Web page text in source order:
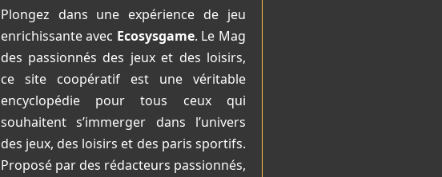
Plongez dans une expérience de jeu
enrichissante avec Ecosysgame. Le Mag
des passionnés des jeux et des loisirs,
ce site coopératif est une véritable
encyclopédie pour tous ceux qui
souhaitent s’immerger dans l’univers
des jeux, des loisirs et des paris sportifs.
Proposé par des rédacteurs passionnés,